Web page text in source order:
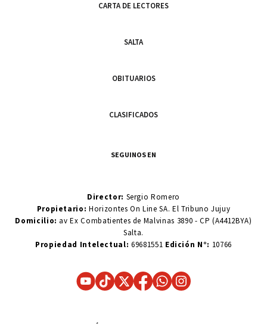
CARTA DE LECTORES
SALTA
OBITUARIOS
CLASIFICADOS
SEGUINOS EN
Director: Sergio Romero
Propietario:Horizontes On Line SA. El Tribuno Jujuy
Domicilio: av Ex Combatientes de Malvinas 3890 - CP (A4412BYA)
Salta.
Propiedad Intelectual: 69681551 Edición N°: 10766